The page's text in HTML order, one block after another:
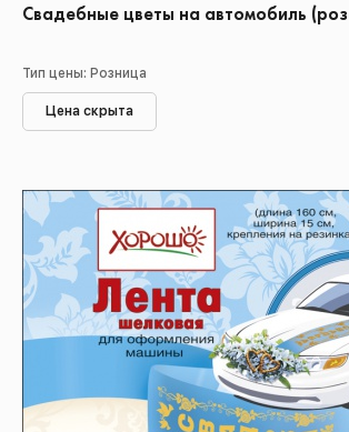
Свадебные цветы на автомобиль
Тип цены: Розница
Цена скрыта